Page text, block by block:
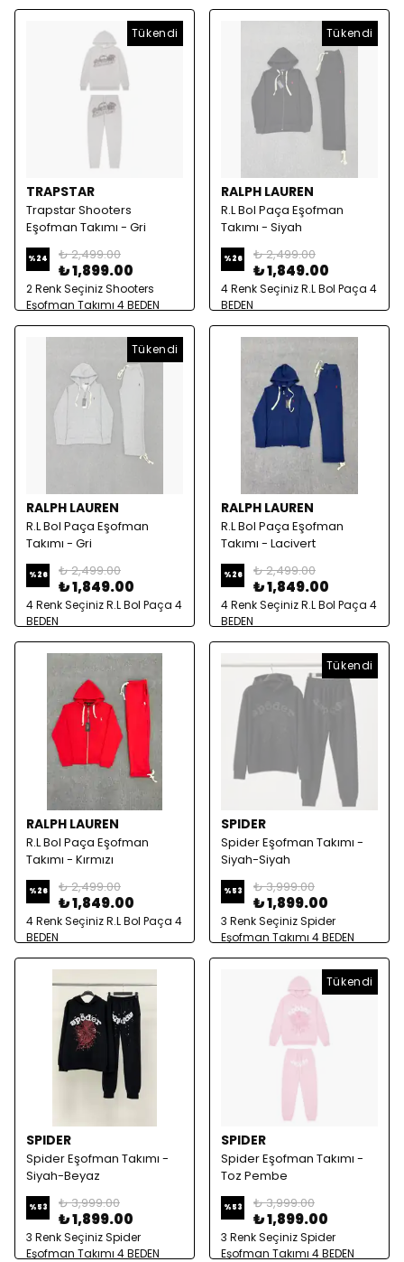
Tükendi
TRAPSTAR
Trapstar Shooters
Eşofman Takımı - Gri
%24 ₺ 2,499.00
₺ 1,899.00
2 Renk Seçiniz Shooters
Eşofman Takımı 4 BEDEN
Tükendi
RALPH LAUREN
R.L Bol Paça Eşofman
Takımı - Siyah
%26 ₺ 2,499.00
₺ 1,849.00
4 Renk Seçiniz R.L Bol Paça 4
BEDEN
Tükendi
RALPH LAUREN
R.L Bol Paça Eşofman
Takımı - Gri
%26 ₺ 2,499.00
₺ 1,849.00
4 Renk Seçiniz R.L Bol Paça 4
BEDEN
RALPH LAUREN
R.L Bol Paça Eşofman
Takımı - Lacivert
%26 ₺ 2,499.00
₺ 1,849.00
4 Renk Seçiniz R.L Bol Paça 4
BEDEN
RALPH LAUREN
R.L Bol Paça Eşofman
Takımı - Kırmızı
%26 ₺ 2,499.00
₺ 1,849.00
4 Renk Seçiniz R.L Bol Paça 4
BEDEN
Tükendi
SPIDER
Spider Eşofman Takımı -
Siyah-Siyah
%53 ₺ 3,999.00
₺ 1,899.00
3 Renk Seçiniz Spider
Eşofman Takımı 4 BEDEN
SPIDER
Spider Eşofman Takımı -
Siyah-Beyaz
%53 ₺ 3,999.00
₺ 1,899.00
3 Renk Seçiniz Spider
Eşofman Takımı 4 BEDEN
Tükendi
SPIDER
Spider Eşofman Takımı -
Toz Pembe
%53 ₺ 3,999.00
₺ 1,899.00
3 Renk Seçiniz Spider
Eşofman Takımı 4 BEDEN